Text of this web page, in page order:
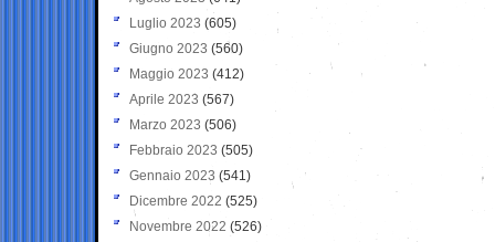
Luglio 2023 (605)
Giugno 2023 (560)
Maggio 2023 (412)
Aprile 2023 (567)
Marzo 2023 (506)
Febbraio 2023 (505)
Gennaio 2023 (541)
Dicembre 2022 (525)
Novembre 2022 (526)